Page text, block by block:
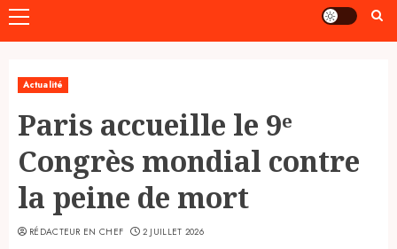
Primary
Menu
Actualité
Paris accueille le 9ᵉ
Congrès mondial contre
la peine de mort
RÉDACTEUR EN CHEF 2 JUILLET 2026